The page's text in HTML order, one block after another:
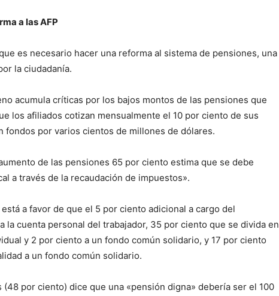
a las AFP
es necesario hacer una reforma al sistema de pensiones, una
la ciudadanía.
acumula críticas por los bajos montos de las pensiones que
los afiliados cotizan mensualmente el 10 por ciento de sus
fondos por varios cientos de millones de dólares.
de las pensiones 65 por ciento estima que se debe
a través de la recaudación de impuestos».
a favor de que el 5 por ciento adicional a cargo del
la cuenta personal del trabajador, 35 por ciento que se divida en
y 2 por ciento a un fondo común solidario, y 17 por ciento
a un fondo común solidario.
(48 por ciento) dice que una «pensión digna» debería ser el 100